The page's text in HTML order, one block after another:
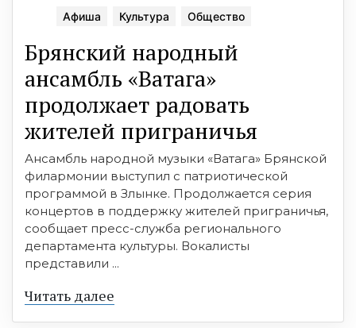
Афиша Культура Общество
Брянский народный
ансамбль «Ватага»
продолжает радовать
жителей приграничья
Ансамбль народной музыки «Ватага» Брянской
филармонии выступил с патриотической
программой в Злынке. Продолжается серия
концертов в поддержку жителей приграничья,
сообщает пресс-служба регионального
департамента культуры. Вокалисты
представили ...
Читать далее